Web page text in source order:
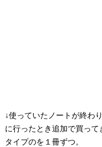
↓使っていたノートが終わ
に行ったとき追加で買っ
タイプのを１冊ずつ。